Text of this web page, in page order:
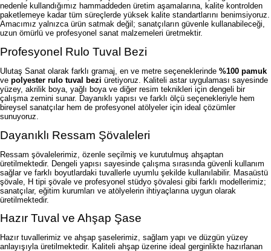
nedenle kullandığımız hammaddeden üretim aşamalarına, kalite kontrolden
paketlemeye kadar tüm süreçlerde yüksek kalite standartlarını benimsiyoruz.
Amacımız yalnızca ürün satmak değil; sanatçıların güvenle kullanabileceği,
uzun ömürlü ve profesyonel sanat malzemeleri üretmektir.
Profesyonel Rulo Tuval Bezi
Ulutaş Sanat olarak farklı gramaj, en ve metre seçeneklerinde %100 pamuk
ve polyester rulo tuval bezi üretiyoruz. Kaliteli astar uygulaması sayesinde
yüzey, akrilik boya, yağlı boya ve diğer resim teknikleri için dengeli bir
çalışma zemini sunar. Dayanıklı yapısı ve farklı ölçü seçenekleriyle hem
bireysel sanatçılar hem de profesyonel atölyeler için ideal çözümler
sunuyoruz.
Dayanıklı Ressam Şövaleleri
Ressam şövalelerimiz, özenle seçilmiş ve kurutulmuş ahşaptan
üretilmektedir. Dengeli yapısı sayesinde çalışma sırasında güvenli kullanım
sağlar ve farklı boyutlardaki tuvallerle uyumlu şekilde kullanılabilir. Masaüstü
şövale, H tipi şövale ve profesyonel stüdyo şövalesi gibi farklı modellerimiz;
sanatçılar, eğitim kurumları ve atölyelerin ihtiyaçlarına uygun olarak
üretilmektedir.
Hazır Tuval ve Ahşap Şase
Hazır tuvallerimiz ve ahşap şaselerimiz, sağlam yapı ve düzgün yüzey
anlayışıyla üretilmektedir. Kaliteli ahşap üzerine ideal gerginlikte hazırlanan